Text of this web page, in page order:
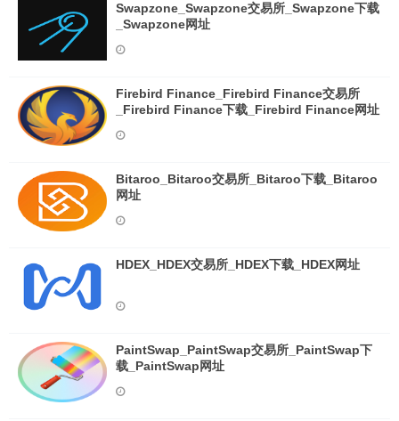
Swapzone_Swapzone交易所_Swapzone下载
_Swapzone网址
Firebird Finance_Firebird Finance交易所
_Firebird Finance下载_Firebird Finance网址
Bitaroo_Bitaroo交易所_Bitaroo下载_Bitaroo
网址
HDEX_HDEX交易所_HDEX下载_HDEX网址
PaintSwap_PaintSwap交易所_PaintSwap下
载_PaintSwap网址